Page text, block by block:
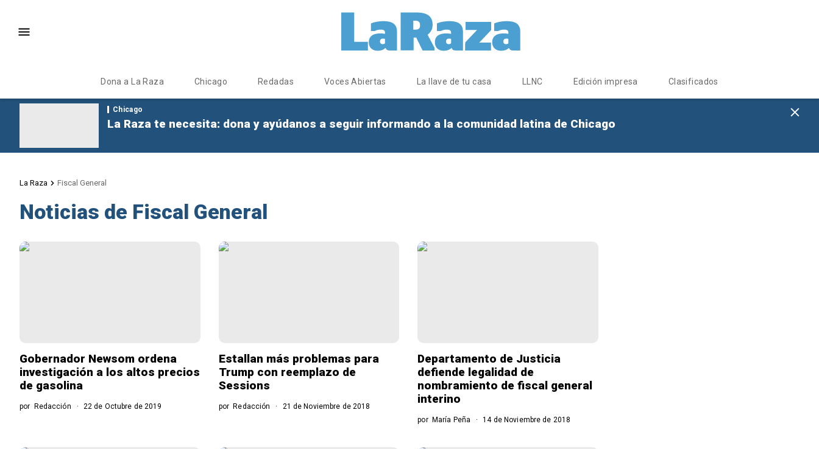
Dona a La Raza Chicago Redadas Voces Abiertas La llave de tu casa LLNC Edición impresa Clasificados
Chicago
La Raza te necesita: dona y ayúdanos a seguir informando a la comunidad latina de Chicago
La Raza Fiscal General
Noticias de Fiscal General
Gobernador Newsom ordena
investigación a los altos precios
de gasolina
por Redacción 22 de Octubre de 2019
Estallan más problemas para
Trump con reemplazo de
Sessions
porRedacción 21 de Noviembre de 2018
Departamento de Justicia
defiende legalidad de
nombramiento de fiscal general
interino
por María Peña 14 de Noviembre de 2018